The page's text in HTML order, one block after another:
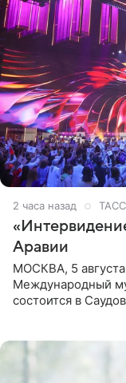
2 часа назад ТАСС
Аравии
МОСКВА, 5
Международный
состоится в